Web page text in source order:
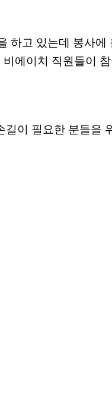
하고 있는데 봉사
에이치 직원들이
길이 필요한 분들을